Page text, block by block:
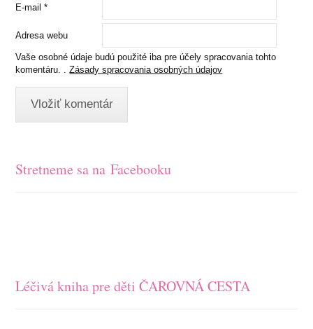
E-mail*
Adresa webu
Vaše osobné údaje budú použité iba pre účely spracovania tohto
komentáru. .
Zásady spracovania osobných údajov
Stretneme sa na Facebooku
Léčivá kniha pre děti ČAROVNÁ CESTA